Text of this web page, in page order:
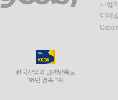
사업
이메